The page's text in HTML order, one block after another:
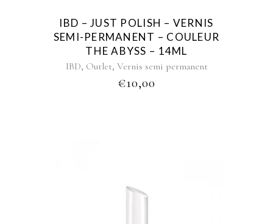
IBD – JUST POLISH – VERNIS
SEMI-PERMANENT – COULEUR
THE ABYSS – 14ML
IBD, Outlet, Vernis semi permanent
€10,00